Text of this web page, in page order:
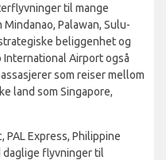
til mange
Palawan, Sulu-
beliggenhet og
International Airport også
som reiser mellom
land som Singapore,
PAL Express, Philippine
daglige flyvninger til